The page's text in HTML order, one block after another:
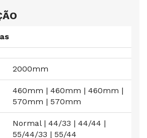
2000mm
460mm | 460mm | 460mm |
570mm | 570mm
Normal | 44/33 | 44/44 |
55/44/33 | 55/44